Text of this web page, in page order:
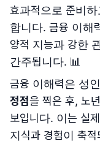
효과적으로 준비
합니다. 금융 이해
양적 지능과 강한
간주됩니다. 📊
금융 이해력은 성
정점을 찍은 후, 노
보입니다. 이는 실
지식과 경험이 축